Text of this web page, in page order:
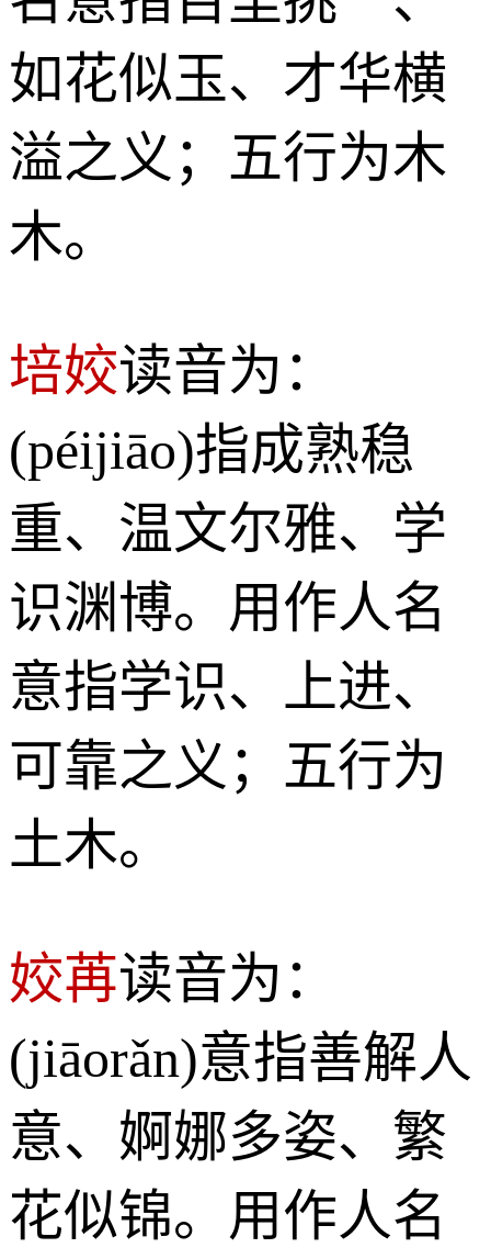
如花似玉、才华横
溢之义；五行为木
木。
培姣读音为：
(péijiāo)指成熟稳
重、温文尔雅、学
识渊博。用作人名
意指学识、上进、
可靠之义；五行为
土木。
姣苒读音为：
(jiāorǎn)意指善解人
意、婀娜多姿、繁
花似锦。用作人名